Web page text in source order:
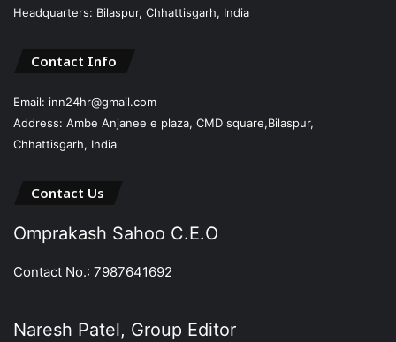
Headquarters: Bilaspur, Chhattisgarh, India
Contact Info
Email: inn24hr@gmail.com
Address: Ambe Anjanee e plaza, CMD square,Bilaspur,
Chhattisgarh, India
Contact Us
Omprakash Sahoo C.E.O
Contact No.: 7987641692
Naresh Patel, Group Editor